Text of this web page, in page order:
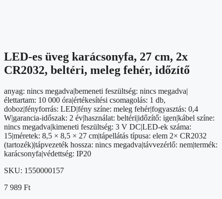
LED-es üveg karácsonyfa, 27 cm, 2x
CR2032, beltéri, meleg fehér, időzítő
anyag: nincs megadva|bemeneti feszültség: nincs megadva|
élettartam: 10 000 óra|értékesítési csomagolás: 1 db,
doboz|fényforrás: LED|fény színe: meleg fehér|fogyasztás: 0,4
W|garancia-időszak: 2 év|használat: beltéri|időzítő: igen|kábel színe:
nincs megadva|kimeneti feszültség: 3 V DC|LED-ek száma:
15|méretek: 8,5 × 8,5 × 27 cm|tápellátás típusa: elem 2× CR2032
(tartozék)|tápvezeték hossza: nincs megadva|távvezérlő: nem|termék:
karácsonyfa|védettség: IP20
SKU: 1550000157
7 989 Ft